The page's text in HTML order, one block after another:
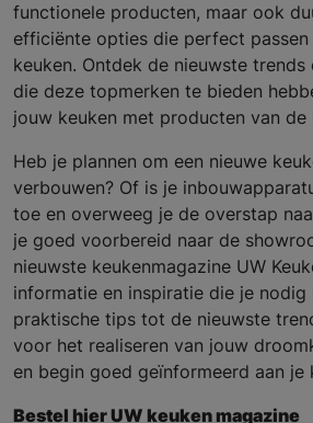
functionele producten, maar ook
efficiënte opties die perfect passen
keuken. Ontdek de nieuwste trends
die deze topmerken te bieden
jouw keuken met producten van
Heb je plannen om een nieuwe
verbouwen? Of is je
toe en overweeg je de overstap
je goed voorbereid naar de
nieuwste keukenmagazine UW
informatie en inspiratie die je nodig
praktische tips tot de nieuwste
voor het realiseren van jouw
en begin goed geïnformeerd aan je
Bestel hier UW keuken magazine